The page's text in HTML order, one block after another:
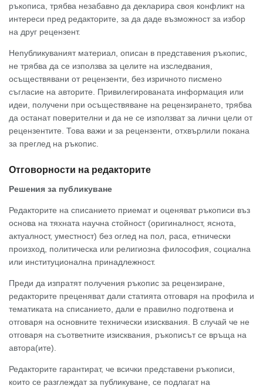
ръкописа, трябва незабавно да декларира своя конфликт на
интереси пред редакторите, за да даде възможност за избор
на друг рецензент.
Непубликуваният материал, описан в представения ръкопис,
не трябва да се използва за целите на изследвания,
осъществявани от рецензенти, без изричното писмено
съгласие на авторите. Привилегированата информация или
идеи, получени при осъществяване на рецензирането, трябва
да останат поверителни и да не се използват за лични цели от
рецензентите. Това важи и за рецензенти, отхвърлили покана
за преглед на ръкопис.
Отговорности на редакторите
Решения за публикуване
Редакторите на списанието приемат и оценяват ръкописи въз
основа на тяхната научна стойност (оригиналност, яснота,
актуалност, уместност) без оглед на пол, раса, етнически
произход, политическа или религиозна философия, социална
или институционална принадлежност.
Преди да изпратят получения ръкопис за рецензиране,
редакторите преценяват дали статията отговаря на профила и
тематиката на списанието, дали е правилно подготвена и
отговаря на основните технически изисквания. В случай че не
отговаря на съответните изисквания, ръкописът се връща на
автора(ите).
Редакторите гарантират, че всички представени ръкописи,
които се разглеждат за публикуване, се подлагат на